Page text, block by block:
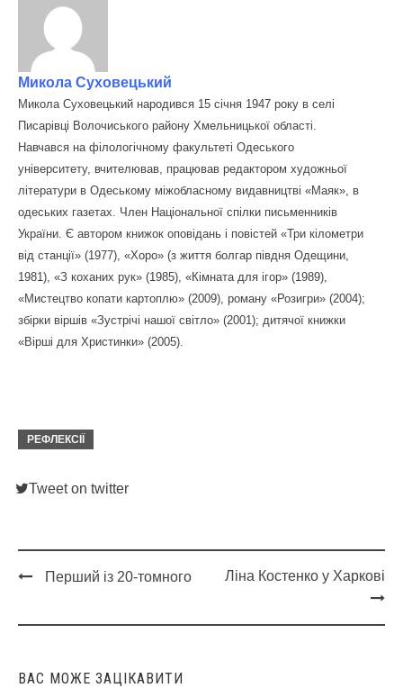
Микола Суховецький
Микола Суховецький народився 15 січня 1947 року в селі
Писарівці Волочиського району Хмельницької області.
Навчався на філологічному факультеті Одеського
університету, вчителював, працював редактором художньої
літератури в Одеському міжобласному видавництві «Маяк», в
одеських газетах. Член Національної спілки письменників
України. Є автором книжок оповідань і повістей «Три кілометри
від станції» (1977), «Хоро» (з життя болгар півдня Одещини,
1981), «З коханих рук» (1985), «Кімната для ігор» (1989),
«Мистецтво копати картоплю» (2009), роману «Розигри» (2004);
збірки віршів «Зустрічі нашої світло» (2001); дитячої книжки
«Вірші для Христинки» (2005).
РЕФЛЕКСІЇ
Tweet on twitter
navigation
Перший із 20-томного Ліна Костенко у Харкові
ВАС МОЖЕ ЗАЦІКАВИТИ